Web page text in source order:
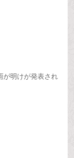
が明けが発表され